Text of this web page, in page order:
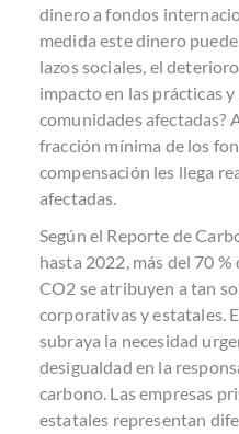
dinero a fondos
medida este dinero
lazos sociales, el
impacto en las prácticas
comunidades afectadas?
fracción mínima de los
compensación les llega
afectadas.
Según el Reporte de
hasta 2022, más del 70
CO2 se atribuyen a tan
corporativas y estatales.
subraya la necesidad
desigualdad en la
carbono. Las empresas
estatales representan